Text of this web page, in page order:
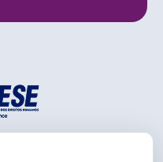
Graça